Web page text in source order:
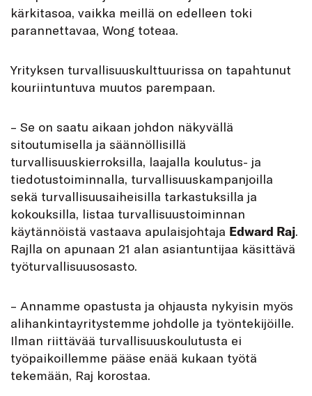
kärkitasoa, vaikka meillä on edelleen toki
parannettavaa, Wong toteaa.
Yrityksen turvallisuuskulttuurissa on tapahtunut
kouriintuntuva muutos parempaan.
– Se on saatu aikaan johdon näkyvällä
sitoutumisella ja säännöllisillä
turvallisuuskierroksilla, laajalla koulutus- ja
tiedotustoiminnalla, turvallisuuskampanjoilla
sekä turvallisuusaiheisilla tarkastuksilla ja
kokouksilla, listaa turvallisuustoiminnan
käytännöistä vastaava apulaisjohtaja Edward Raj.
Rajlla on apunaan 21 alan asiantuntijaa käsittävä
työturvallisuusosasto.
– Annamme opastusta ja ohjausta nykyisin myös
alihankintayritystemme johdolle ja työntekijöille.
Ilman riittävää turvallisuuskoulutusta ei
työpaikoillemme pääse enää kukaan työtä
tekemään, Raj korostaa.